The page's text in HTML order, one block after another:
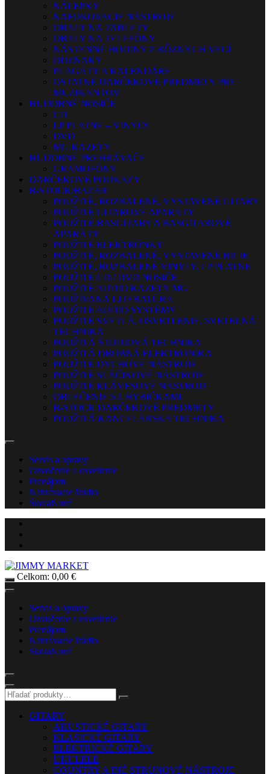
NÁLEPKY
NAFUKOVACIE NÁSTROJE
OBALY NA TABLETY
OBALY NA TELEFÓNY
NÁSTENNÉ HODINY Z RÔZNYCH VECÍ
ODZNAKY
PLAGÁTY A KALENDÁRE
OSTATNÉ DARČEKOVÉ PREDMETY PRE
MUZIKANTOV
HUDOBNÉ NOSIČE
CD
LP PLATNE – VINYLY
DVD
MG KAZETY
HUDOBNÉ PREHRÁVAČE
GRAMOFÓNY
DARČEKOVÉ POUKAZY
B-STOCK/BAZÁR
POUŽITÉ, ROZBALENÉ, VYSTAVENÉ GITARY
POUŽITÉ GITAROVÉ APARÁTY
POUŽITÉ BASGITARY A BASGITAROVÉ
APARÁTY
POUŽITÉ ELEKTRÓNKY
POUŽITÉ, ROZBALENÉ, VYSTAVENÉ BICIE
POUŽITÉ, ROZBALENÉ VINYLY, LP PLATNE
POUŽITÉ CD / DVD NOSIČE
POUŽITÉ AUDIO KAZETY MG
POUŽÍVANÁ LITERATÚRA
POUŽITÉ AUDIO SYSTÉMY
POUŽITÉ SVETLÁ, OSVETLENIE, SVETELNÁ
TECHNIKA
POUŽITÁ ŠTÚDIOVÁ TECHNIKA
POUŽITÁ DROBNÁ ELEKTRONIKA
POUŽITÉ DYCHOVÉ NÁSTROJE
POUŽITÉ SLÁČIKOVÉ NÁSTROJE
POUŽITÉ KLÁVESOVÉ NÁSTROJE
OBLEČENIE S CHYBIČKAMI
B-STOCK DARČEKOVÉ PREDMETY
POUŽITÁ KANCELÁRSKA TECHNIKA
Servis a opravy
Ozvučenie a osvetlenie
Prenájom
Nahrávacie štúdio
ŠkolaNové
Celkom: 0,00 €
Servis a opravy
Ozvučenie a osvetlenie
Prenájom
Nahrávacie štúdio
ŠkolaNové
GITARY
AKUSTICKÉ GITARY
KLASICKÉ GITARY
ELEKTRICKÉ GITARY
UKULELE
COUNTRY A INÉ STRUNOVÉ NÁSTROJE